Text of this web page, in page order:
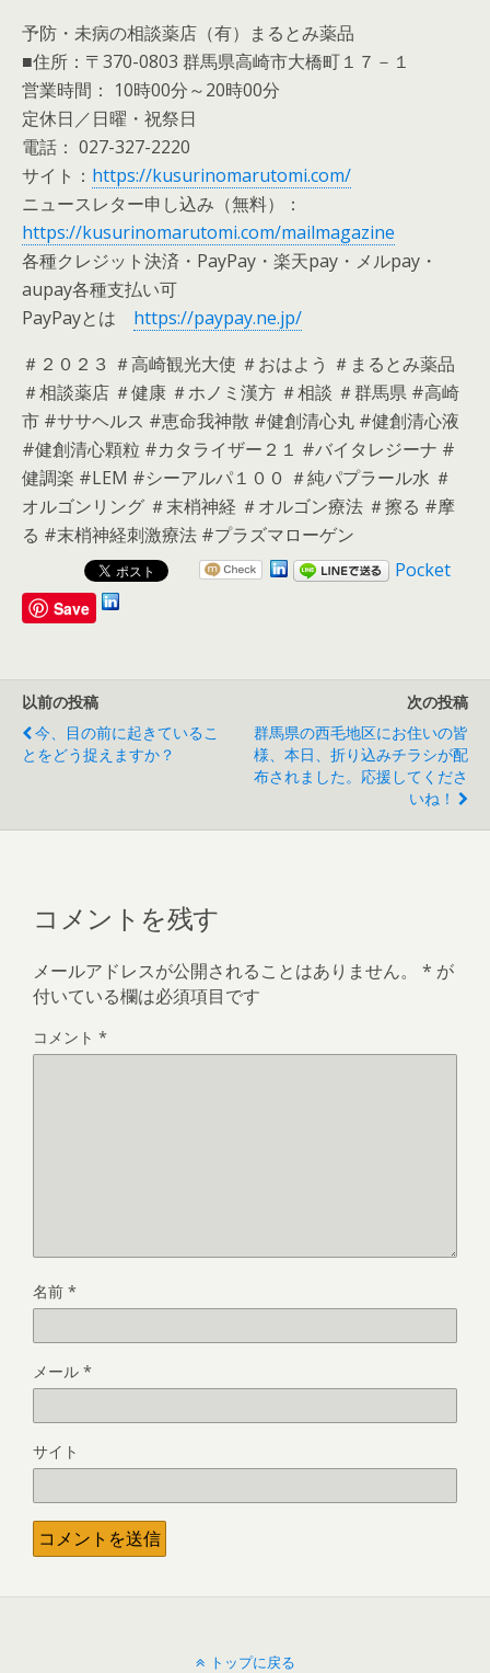
予防・未病の相談薬店（有）まるとみ薬品
■住所：〒370-0803 群馬県高崎市大橋町１７－１
営業時間： 10時00分～20時00分
定休日／日曜・祝祭日
電話： 027-327-2220
サイト： https://kusurinomarutomi.com/
ニュースレター申し込み（無料）：
https://kusurinomarutomi.com/mailmagazine
各種クレジット決済・PayPay・楽天pay・メルpay・
aupay各種支払い可
PayPayとは https://paypay.ne.jp/
＃２０２３ ＃高崎観光大使 ＃おはよう ＃まるとみ薬品
＃相談薬店 ＃健康 ＃ホノミ漢方 ＃相談 ＃群馬県 #高崎
市 #ササヘルス #恵命我神散 #健創清心丸 #健創清心液
#健創清心顆粒 #カタライザー２１ #バイタレジーナ #
健調楽 #LEM #シーアルパ１００ ＃純パプラール水 ＃
オルゴンリング ＃末梢神経 ＃オルゴン療法 ＃擦る #摩
る #末梢神経刺激療法 #プラズマローゲン
Pocket
Save
以前の投稿
今、目の前に起きているこ
とをどう捉えますか？
次の投稿
群馬県の西毛地区にお住いの皆
様、本日、折り込みチラシが配
布されました。応援してくださ
いね！
コメントを残す
メールアドレスが公開されることはありません。 * が
付いている欄は必須項目です
コメント *
名前 *
メール *
サイト
トップに戻る